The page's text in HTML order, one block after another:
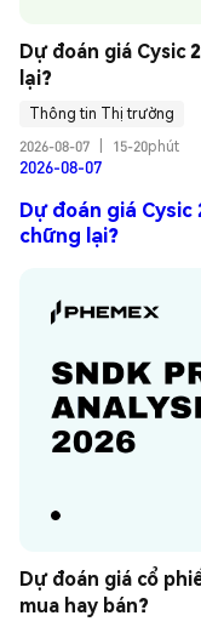
Dự đoán giá Cysic
lại?
Thông tin Thị trường
2026-08-07
15-20phút
2026-08-07
Dự đoán giá Cysic
chững lại?
Dự đoán giá cổ
mua hay bán?